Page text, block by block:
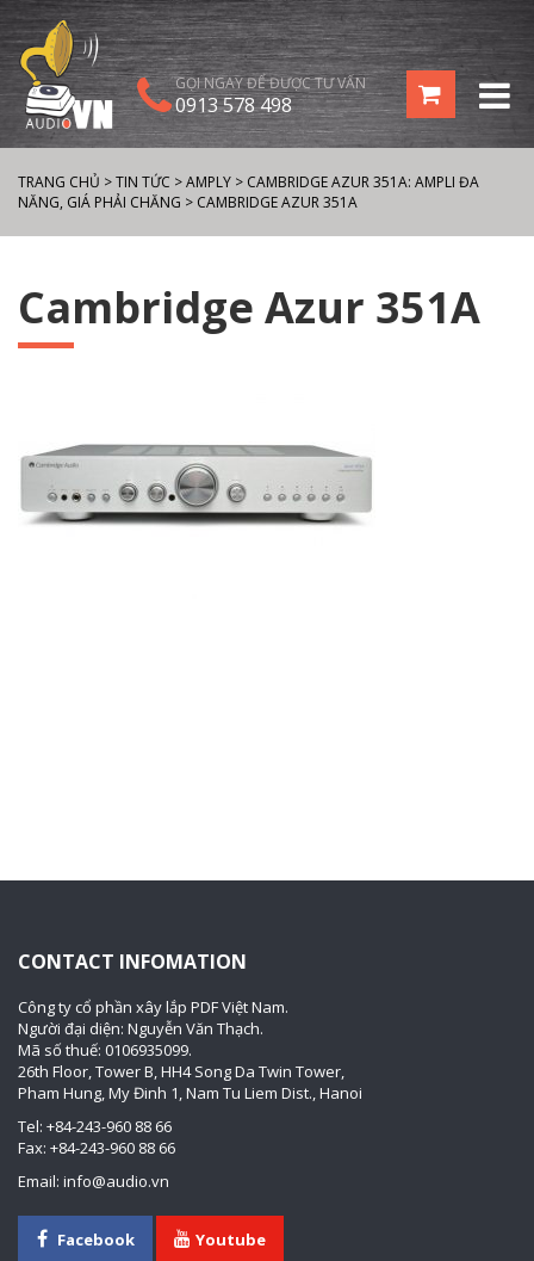
GỌI NGAY ĐỂ ĐƯỢC TƯ VẤN
0913 578 498
TRANG CHỦ >TIN TỨC >AMPLY > CAMBRIDGE AZUR 351A: AMPLI ĐA
NĂNG, GIÁ PHẢI CHĂNG > CAMBRIDGE AZUR 351A
Cambridge Azur 351A
CONTACT INFOMATION
Công ty cổ phần xây lắp PDF Việt Nam.
Người đại diện: Nguyễn Văn Thạch.
Mã số thuế: 0106935099.
26th Floor, Tower B, HH4 Song Da Twin Tower,
Pham Hung, My Đinh 1, Nam Tu Liem Dist., Hanoi
Tel: +84-243-960 88 66
Fax: +84-243-960 88 66
Email: info@audio.vn
Facebook Youtube